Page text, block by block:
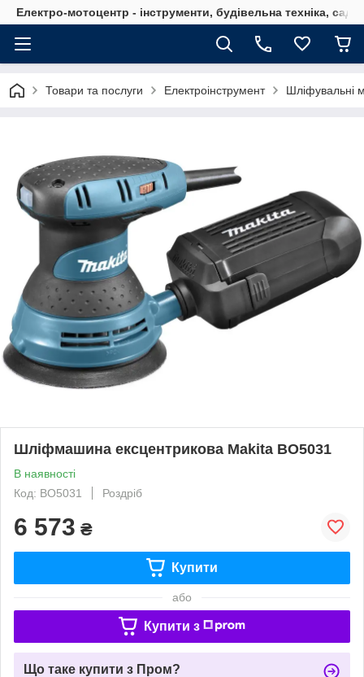
Електро-мотоцентр - інструменти, будівельна техніка,
Товари та послуги Електроінструмент Шліфувальні
Шліфмашина ексцентрикова Makita BO5031
В наявності
Код: BO5031
Роздріб
6 573 ₴
Купити
або
Купити з
Що таке купити з Пром?